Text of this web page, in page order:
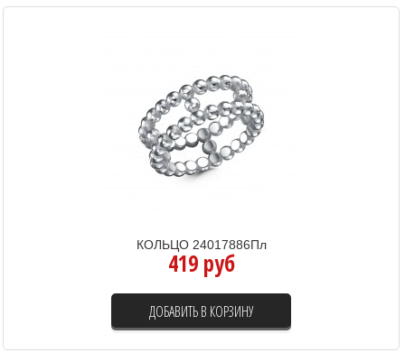
КОЛЬЦО 24017886Пл
419 руб
ДОБАВИТЬ В КОРЗИНУ